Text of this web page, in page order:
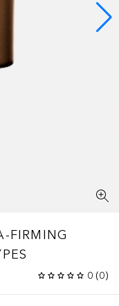
FIRMING
0 (0)